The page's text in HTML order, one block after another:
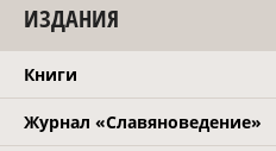
ИЗДАНИЯ
Книги
Журнал «Славяноведение»